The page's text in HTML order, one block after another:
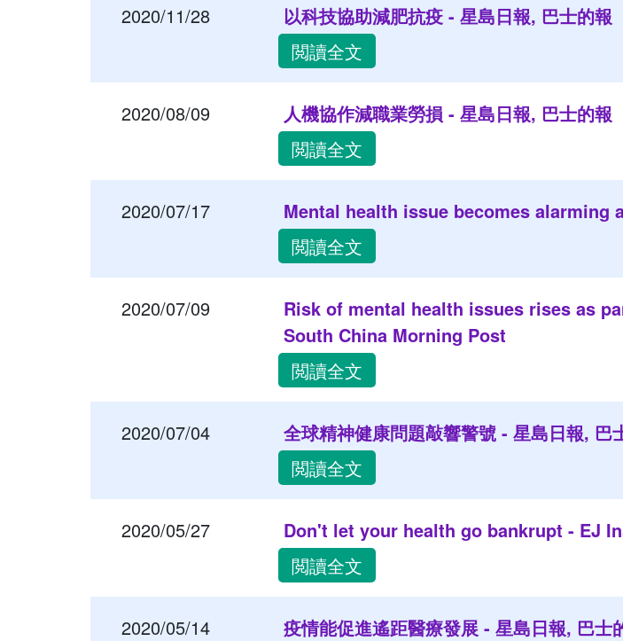
2020/11/28
以科技協助減肥抗疫 - 星島日報, 巴士的報
閲讀全文
2020/08/09
人機協作減職業勞損 - 星島日報, 巴士的報
閲讀全文
2020/07/17
Mental health issue becomes alarming
閲讀全文
2020/07/09
Risk of mental health issues rises as
South China Morning Post
閲讀全文
2020/07/04
全球精神健康問題敲響警號 - 星島日報, 巴
閲讀全文
2020/05/27
Don't let your health go bankrupt - EJ
閲讀全文
2020/05/14 疫情能促進遙距醫療發展 - 星島日報, 巴士